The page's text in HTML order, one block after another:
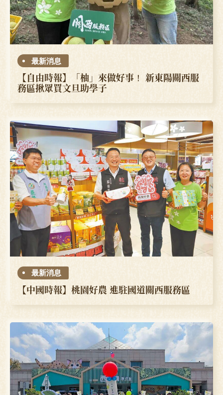
最新消息
【自由時報】「柚」來做好事！ 新東陽關西服
務區揪眾買文旦助學子
最新消息
【中國時報】桃園好農 進駐國道關西服務區